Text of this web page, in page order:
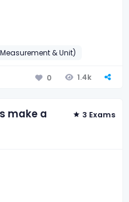
(Measurement & Unit)
0 1.4k
make a
3 Exams